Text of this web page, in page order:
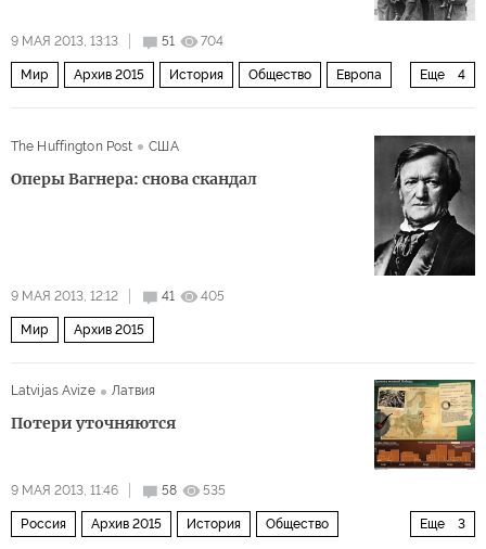
9 МАЯ 2013, 13:13 51 704
Еще 4
Мир Архив 2015 История Общество Европа
The Huffington Post США
Оперы Вагнера: снова скандал
9 МАЯ 2013, 12:12 41 405
Мир Архив 2015
Latvijas Avize Латвия
Потери уточняются
9 МАЯ 2013, 11:46 58 535
Еще 3
Россия Архив 2015 История Общество